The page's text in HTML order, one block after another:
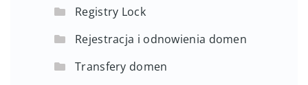
Registry Lock
Rejestracja i odnowienia domen
Transfery domen